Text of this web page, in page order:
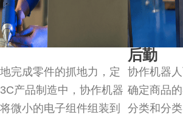
完成零件的抓地力，定
产品制造中，协作机器
微小的电子组件组装到
后勤
协作机器
确定商品
分类和分